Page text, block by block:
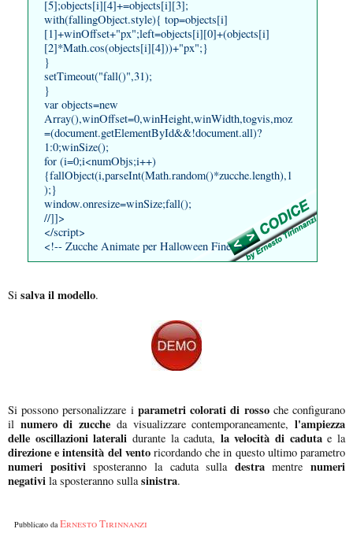
[5];objects[i][4]+=objects[i][3];
with(fallingObject.style){ top=objects[i]
[1]+winOffset+"px";left=objects[i][0]+(objects[i]
[2]*Math.cos(objects[i][4]))+"px";}
}
setTimeout("fall()",31);
}
var objects=new
Array(),winOffset=0,winHeight,winWidth,togvis,moz
=(document.getElementById&&!document.all)?
1:0;winSize();
for (i=0;i<numObjs;i++)
{fallObject(i,parseInt(Math.random()*zucche.length),1
);}
window.onresize=winSize;fall();
//]]>
</script>
<!-- Zucche Animate per Halloween Fine -->
Si salva il modello.
Si possono personalizzare i parametri colorati di rossoche configurano
il numero di zucche da visualizzare contemporaneamente,l'ampiezza
delle oscillazioni laterali durante la caduta, la velocità di cadutae la
direzione e intensità del ventoricordando che in questo ultimo parametro
numeri positivisposteranno la caduta sulladestramentre numeri
negativi la sposteranno sullasinistra.
Pubblicato daErnesto Tirinnanzi